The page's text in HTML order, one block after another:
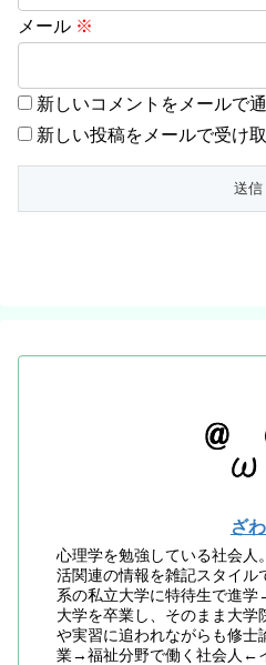
メール ※
新しいコメントをメールで
新しい投稿をメールで受け
ざわ
心理学を勉強している社会人
活関連の情報を雑記スタイル
系の私立大学に特待生で進
大学を卒業し、そのまま大
や実習に追われながらも修士
業→福祉分野で働く社会人←